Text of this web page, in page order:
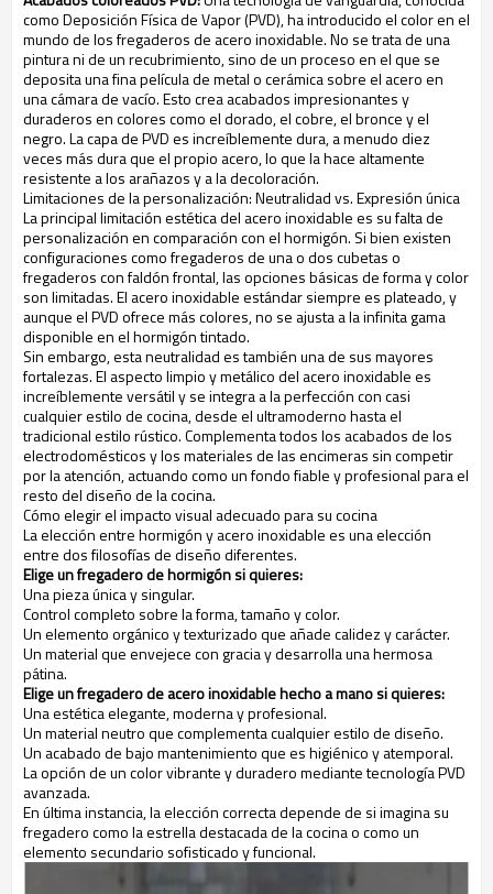
como Deposición Física de Vapor (PVD), ha introducido el color en el
mundo de los fregaderos de acero inoxidable. No se trata de una
pintura ni de un recubrimiento, sino de un proceso en el que se
deposita una fina película de metal o cerámica sobre el acero en
una cámara de vacío. Esto crea acabados impresionantes y
duraderos en colores como el dorado, el cobre, el bronce y el
negro. La capa de PVD es increíblemente dura, a menudo diez
veces más dura que el propio acero, lo que la hace altamente
resistente a los arañazos y a la decoloración.
Limitaciones de la personalización: Neutralidad vs. Expresión única
La principal limitación estética del acero inoxidable es su falta de
personalización en comparación con el hormigón. Si bien existen
configuraciones como fregaderos de una o dos cubetas o
fregaderos con faldón frontal, las opciones básicas de forma y color
son limitadas. El acero inoxidable estándar siempre es plateado, y
aunque el PVD ofrece más colores, no se ajusta a la infinita gama
disponible en el hormigón tintado.
Sin embargo, esta neutralidad es también una de sus mayores
fortalezas. El aspecto limpio y metálico del acero inoxidable es
increíblemente versátil y se integra a la perfección con casi
cualquier estilo de cocina, desde el ultramoderno hasta el
tradicional estilo rústico. Complementa todos los acabados de los
electrodomésticos y los materiales de las encimeras sin competir
por la atención, actuando como un fondo fiable y profesional para el
resto del diseño de la cocina.
Cómo elegir el impacto visual adecuado para su cocina
La elección entre hormigón y acero inoxidable es una elección
entre dos filosofías de diseño diferentes.
Elige un fregadero de hormigón si quieres:
Una pieza única y singular.
Control completo sobre la forma, tamaño y color.
Un elemento orgánico y texturizado que añade calidez y carácter.
Un material que envejece con gracia y desarrolla una hermosa
pátina.
Elige un fregadero de acero inoxidable hecho a mano si quieres:
Una estética elegante, moderna y profesional.
Un material neutro que complementa cualquier estilo de diseño.
Un acabado de bajo mantenimiento que es higiénico y atemporal.
La opción de un color vibrante y duradero mediante tecnología PVD
avanzada.
En última instancia, la elección correcta depende de si imagina su
fregadero como la estrella destacada de la cocina o como un
elemento secundario sofisticado y funcional.